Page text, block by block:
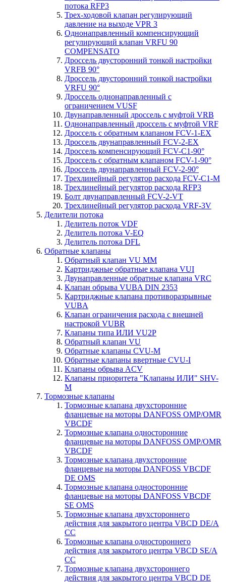
потока RFP3
Трех-ходовой клапан регулирующий
давление на выходе VPR 3
Однонаправленный компенсирующий
регулирующий клапан VRFU 90
COMPENSATO
Дроссель двусторонний тонкой настройки
VRFB 90°
Дроссель двусторонний тонкой настройки
VRFU 90°
Дроссель однонаправленный с
ограничением VUSF
Двунаправленный дроссель с муфтой VRB
Однонаправленный дроссель с муфтой VRF
Дроссель с обратным клапаном FCV-1-EX
Дроссель двунаправленный FCV-2-EX
Дроссель компенсирующий FCV-C1-90°
Дроссель с обратным клапаном FCV-1-90°
Дроссель двунаправленный FCV-2-90°
Трехлинейный регулятор расхода FCV-C1-M
Трехлинейный регулятор расхода RFP3
Болт двунаправленный FCV-2-VT
Трехлинейный регулятор расхода VRF-3V
Делители потока
Делитель поток VDF
Делитель потока V-EQ
Делитель потока DFL
Обратные клапаны
Обратный клапан VU MM
Картриджные обратные клапана VUI
Двунаправленные обратные клапана VRC
Клапан обрыва VUBA DIN 2353
Картриджные клапана противоразрывные
VUBA
Клапан ограничения расхода с внешней
настрокой VUBR
Клапаны типа ИЛИ VU2P
Обратный клапан VU
Обратные клапаны CVU-M
Обратные клапаны ввертные CVU-I
Клапаны обрыва ACV
Клапаны приоритета "Клапаны ИЛИ" SHV-
M
Тормозные клапаны
Тормозные клапана двухсторонние
фланцевые на моторы DANFOSS OMP/OMR
VBCDF
Тормозные клапана односторонние
фланцевые на моторы DANFOSS OMP/OMR
VBCDF
Тормозные клапана двухсторонние
фланцевые на моторы DANFOSS VBCDF
DE OMS
Тормозные клапана односторонние
фланцевые на моторы DANFOSS VBCDF
SE OMS
Тормозные клапана двухстороннего
действия для закрытого центра VBCD DE/A
CC
Тормозные клапана одностороннего
действия для закрытого центра VBCD SE/А
CC
Тормозные клапана двухстороннего
действия для закрытого центра VBCD DE